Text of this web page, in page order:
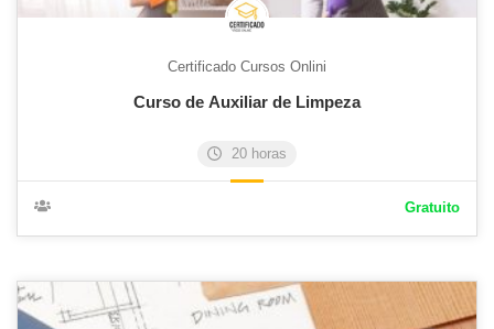
Certificado Cursos Onlini
Curso de Auxiliar de Limpeza
20 horas
Gratuito